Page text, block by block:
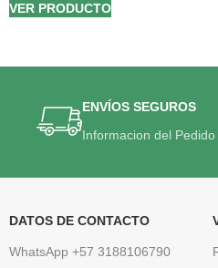
VER PRODUCTO
ENVÍOS SEGUROS
Informacion del Pedido
DATOS DE CONTACTO
WhatsApp +57 3188106790